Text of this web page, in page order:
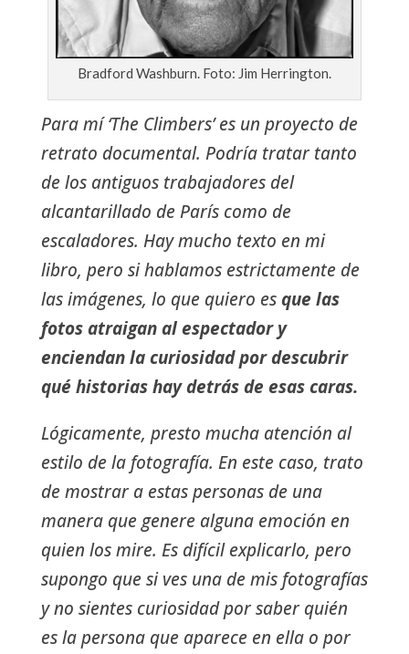
Bradford Washburn. Foto: Jim Herrington.
Para mí ‘The Climbers’ es un proyecto de
retrato documental. Podría tratar tanto
de los antiguos trabajadores del
alcantarillado de París como de
escaladores. Hay mucho texto en mi
libro, pero si hablamos estrictamente de
las imágenes, lo que quiero esque las
fotos atraigan al espectador y
enciendan la curiosidad por descubrir
qué historias hay detrás de esas caras.
Lógicamente, presto mucha atención al
estilo de la fotografía. En este caso, trato
de mostrar a estas personas de una
manera que genere alguna emoción en
quien los mire. Es difícil explicarlo, pero
supongo que si ves una de mis fotografías
y no sientes curiosidad por saber quién
es la persona que aparece en ella o por